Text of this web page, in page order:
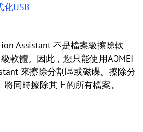
化USB
Assistant 不是檔案級擦除軟
軟體。因此，您只能使用AOMEI
來擦除分割區或磁碟。擦除分
同時擦除其上的所有檔案。